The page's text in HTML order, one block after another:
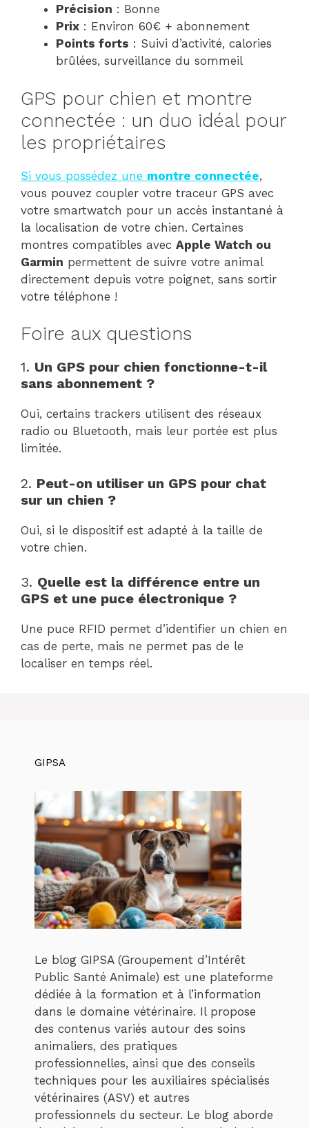
Précision : Bonne
Prix : Environ 60€ + abonnement
Points forts : Suivi d’activité, calories
brûlées, surveillance du sommeil
GPS pour chien et montre
connectée : un duo idéal pour
les propriétaires
Si vous possédez une montre connectée,
vous pouvez coupler votre traceur GPS avec
votre smartwatch pour un accès instantané à
la localisation de votre chien. Certaines
montres compatibles avec Apple Watch ou
Garmin permettent de suivre votre animal
directement depuis votre poignet, sans sortir
votre téléphone !
Foire aux questions
1. Un GPS pour chien fonctionne-t-il
sans abonnement ?
Oui, certains trackers utilisent des réseaux
radio ou Bluetooth, mais leur portée est plus
limitée.
2. Peut-on utiliser un GPS pour chat
sur un chien ?
Oui, si le dispositif est adapté à la taille de
votre chien.
3. Quelle est la différence entre un
GPS et une puce électronique ?
Une puce RFID permet d’identifier un chien en
cas de perte, mais ne permet pas de le
localiser en temps réel.
GIPSA
Le blog GIPSA (Groupement d’Intérêt
Public Santé Animale) est une plateforme
dédiée à la formation et à l’information
dans le domaine vétérinaire. Il propose
des contenus variés autour des soins
animaliers, des pratiques
professionnelles, ainsi que des conseils
techniques pour les auxiliaires spécialisés
vétérinaires (ASV) et autres
professionnels du secteur. Le blog aborde